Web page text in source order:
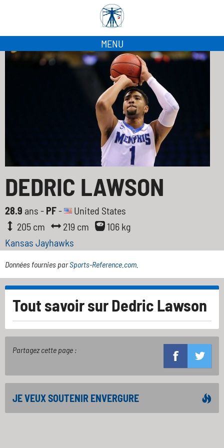
MENU
DEDRIC LAWSON
28.9 ans - PF-
United States
205 cm
219 cm
106 kg
Kansas Jayhawks
Données fournies parSports-Reference.com
Tout savoir surDedric Lawson
Partagez cette page :
JE VEUX SOUTENIR ENVERGURE